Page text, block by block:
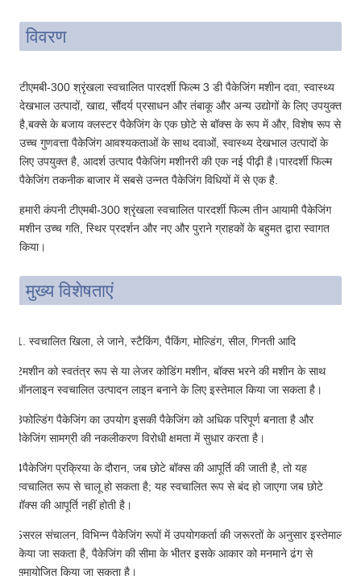
विवरण
टीएमबी-300 श्रृंखला स्वचालित पारदर्शी फिल्म 3 डी पैकेजिंग मशीन दवा, स्वास्थ्य
देखभाल उत्पादों, खाद्य, सौंदर्य प्रसाधन और तंबाकू और अन्य उद्योगों के लिए उपयुक्त
है,बक्से के बजाय क्लस्टर पैकेजिंग के एक छोटे से बॉक्स के रूप में और, विशेष रूप से
उच्च गुणवत्ता पैकेजिंग आवश्यकताओं के साथ दवाओं, स्वास्थ्य देखभाल उत्पादों के
लिए उपयुक्त है, आदर्श उत्पाद पैकेजिंग मशीनरी की एक नई पीढ़ी है।पारदर्शी फिल्म
पैकेजिंग तकनीक बाजार में सबसे उन्नत पैकेजिंग विधियों में से एक है.
हमारी कंपनी टीएमबी-300 श्रृंखला स्वचालित पारदर्शी फिल्म तीन आयामी पैकेजिंग
मशीन उच्च गति, स्थिर प्रदर्शन और नए और पुराने ग्राहकों के बहुमत द्वारा स्वागत
किया।
मुख्य विशेषताएं
1. स्वचालित खिला, ले जाने, स्टैकिंग, पैकिंग, मोल्डिंग, सील, गिनती आदि
2मशीन को स्वतंत्र रूप से या लेजर कोडिंग मशीन, बॉक्स भरने की मशीन के साथ
ऑनलाइन स्वचालित उत्पादन लाइन बनाने के लिए इस्तेमाल किया जा सकता है।
3फोल्डिंग पैकेजिंग का उपयोग इसकी पैकेजिंग को अधिक परिपूर्ण बनाता है और
पैकेजिंग सामग्री की नकलीकरण विरोधी क्षमता में सुधार करता है।
4पैकेजिंग प्रक्रिया के दौरान, जब छोटे बॉक्स की आपूर्ति की जाती है, तो यह
स्वचालित रूप से चालू हो सकता है; यह स्वचालित रूप से बंद हो जाएगा जब छोटे
बॉक्स की आपूर्ति नहीं होती है।
5सरल संचालन, विभिन्न पैकेजिंग रूपों में उपयोगकर्ता की जरूरतों के अनुसार इस्तेमाल
किया जा सकता है, पैकेजिंग की सीमा के भीतर इसके आकार को मनमाने ढंग से
समायोजित किया जा सकता है।